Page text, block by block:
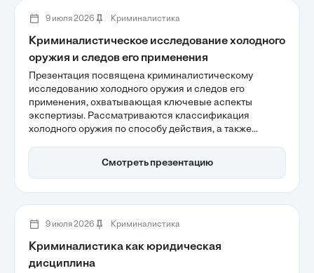
9 июля 2026 Криминалистика
Криминалистическое исследование холодного
оружия и следов его применения
Презентация посвящена криминалистическому
исследованию холодного оружия и следов его
применения, охватывающая ключевые аспекты
экспертизы. Рассматриваются классификация
холодного оружия по способу действия, а также
криминальных инцидентах, что подчеркивает
необходимость стандартизации методов анализа.
точность идентификации следов.
Смотреть презентацию
9 июля 2026 Криминалистика
Криминалистика как юридическая
дисциплина